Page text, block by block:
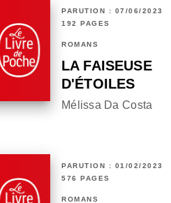
PARUTION : 07/06/2023
192 PAGES
ROMANS
LA FAISEUSE
D'ÉTOILES
Mélissa Da Costa
PARUTION : 01/02/2023
576 PAGES
ROMANS